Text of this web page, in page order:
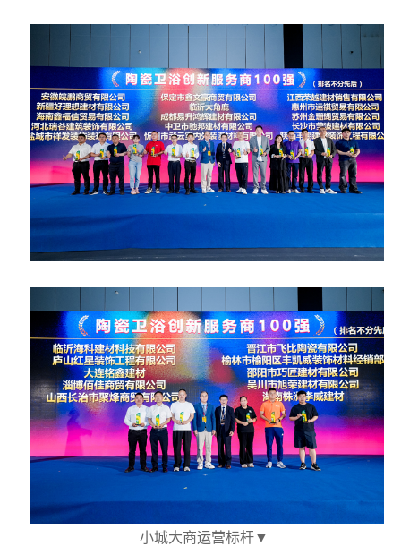
小城大商运营标杆▼